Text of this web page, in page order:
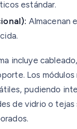
estándar.
Almacenan
incluye
Los módulos
pudiendo
de vidrio o tejas